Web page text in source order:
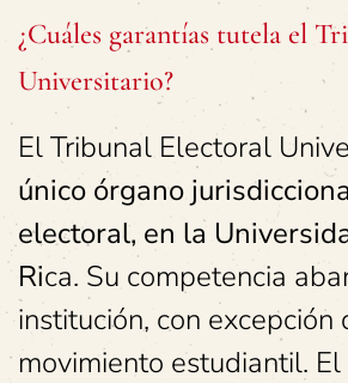
¿Cuáles garantías tutela el
Universitario?
El Tribunal Electoral
único órgano
electoral, en la
Rica. Su competencia
institución, con excepción
movimiento estudiantil.